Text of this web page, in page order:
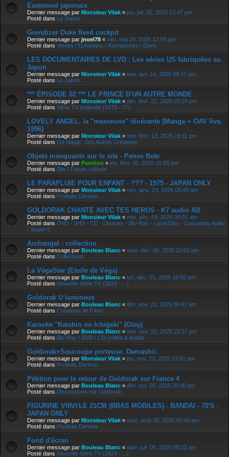
Eastwood japonais
Dernier message par Monsieur Vilak « jeu. juil. 02, 2026 17:47 pm
Posté dans Le Japon :
Grendizer Duke fleed cockpit
Dernier message par jnoel78 « ven. mai 29, 2026 12:58 pm
Posté dans Ventes / Echanges / Recherches / Dons
LES DOCUMENTAIRES DE LVD : Les séries US fabriquées au
Japon
Dernier message par Monsieur Vilak « mar. avr. 14, 2026 09:27 am
Posté dans Le Japon :
*** ÉPISODE 02 *** LE PRINCE D'UN AUTRE MONDE
Dernier message par Monsieur Vilak « dim. févr. 22, 2026 20:20 pm
Posté dans Série TV originelle (1975 - 77)
LOVELY ANGEL, la "masseuse" itinérante (Manga + OAV live,
1996)
Dernier message par Monsieur Vilak « ven. févr. 13, 2026 19:11 pm
Posté dans Go Nagai : Ses Autres Créations
Objets manquants sur le site - Pense Bete
Dernier message par Pambou « jeu. févr. 05, 2026 15:56 pm
Posté dans Site / Forum / Album
LE PARAPLUIE POUR ENFANT - ??? - 1975 - JAPAN ONLY
Dernier message par Monsieur Vilak « ven. janv. 23, 2026 00:48 am
Posté dans Produits Derives
GOLDORAK CHANTE AVEC TES HEROS - K7 audio AB
Dernier message par Monsieur Vilak « mar. déc. 09, 2025 00:01 am
Posté dans DVD - VHS - CD - Disques - Blu-Ray - LaserDisc - Cassettes Audio
- Super 8
Archangel : collection
Dernier message par Bouleau Blanc « sam. déc. 06, 2025 23:02 pm
Posté dans Collections
La VégaStar (Etoile de Véga)
Dernier message par Bouleau Blanc « lun. déc. 01, 2025 16:50 pm
Posté dans Nouvelle Série TV (2024 - ...)
Goldorak U lumineux
Dernier message par Bouleau Blanc « dim. nov. 23, 2025 09:47 am
Posté dans Creations de Fans
Karaoke "Kaishin no Ichigeki" (Glay)
Dernier message par Bouleau Blanc « ven. nov. 21, 2025 23:17 pm
Posté dans Blu-Ray / DVD / CD (vidéo & Audio)
Goldorak+Soucoupe porteuse. Damashii.
Dernier message par Monsieur Vilak « jeu. nov. 13, 2025 17:01 pm
Posté dans Produits Derives
Pétition pour le retour de Goldorak sur France 4
Dernier message par Bouleau Blanc « dim. oct. 05, 2025 20:40 pm
Posté dans Discussions sur Goldorak
FIGURINE VIINYLE 21CM (BRAS MOBILES) - BANDAI - 70'S -
JAPAN ONLY
Dernier message par Monsieur Vilak « sam. août 30, 2025 00:48 am
Posté dans Produits Derives
Fond d'écran
Dernier message par Bouleau Blanc « sam. juil. 05, 2025 08:23 am
Posté dans Nouvelle Série TV (2024 - ...)